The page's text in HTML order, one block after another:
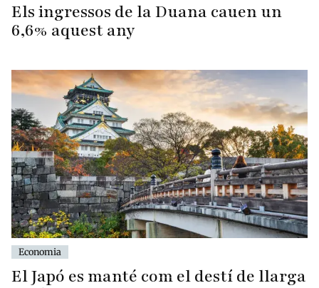
Els ingressos de la Duana cauen un
6,6% aquest any
Economia
El Japó es manté com el destí de llarga